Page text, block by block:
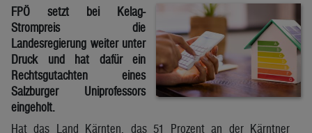
FPÖ setzt bei Kelag-
Strompreis die
Landesregierung weiter unter
Druck und hat dafür ein
Rechtsgutachten eines
Salzburger Uniprofessors
eingeholt.
Hat das Land Kärnten, das 51 Prozent an der Kärntner